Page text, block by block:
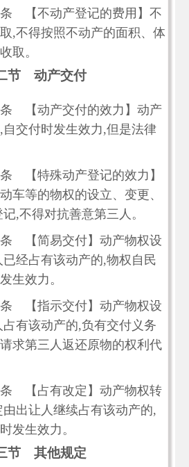
【不动产登记的费用】不
,不得按照不动产的面积、体
取。
节 动产交付
【动产交付的效力】动产
交付时发生效力,但是法律
【特殊动产登记的效力】
车等的物权的设立、变更、
,不得对抗善意第三人。
【简易交付】动产物权设
经占有该动产的,物权自民
生效力。
【指示交付】动产物权设
有该动产的,负有交付义务
求第三人返还原物的权利代
【占有改定】动产物权转
出让人继续占有该动产的,
发生效力。
节 其他规定